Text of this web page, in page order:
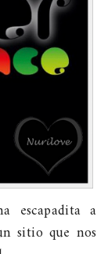
escapadita a
sitio que nos